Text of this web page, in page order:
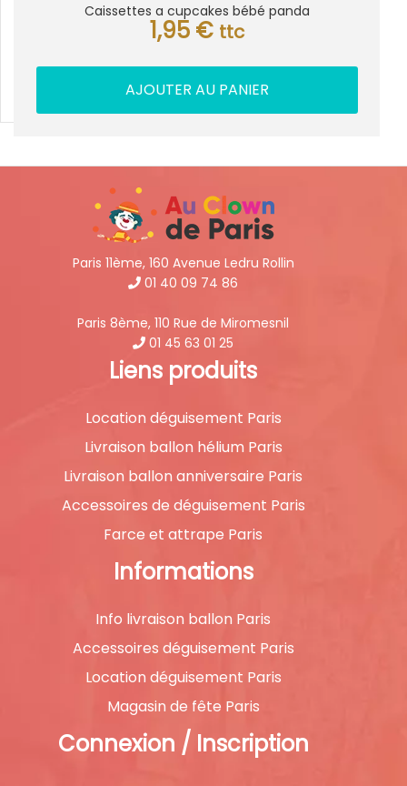
Caissettes a cupcakes bébé panda
1,95 € ttc
AJOUTER AU PANIER
Paris 11ème, 160 Avenue Ledru Rollin
01 40 09 74 86
Paris 8ème, 110 Rue de Miromesnil
01 45 63 01 25
Liens produits
Location déguisement Paris
Livraison ballon hélium Paris
Livraison ballon anniversaire Paris
Accessoires de déguisement Paris
Farce et attrape Paris
Informations
Info livraison ballon Paris
Accessoires déguisement Paris
Location déguisement Paris
Magasin de fête Paris
Connexion / Inscription